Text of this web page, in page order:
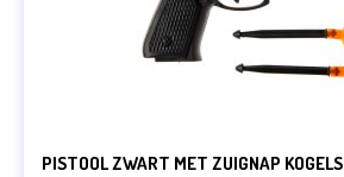
PISTOOL ZWART MET ZUIGNAP KOGELS